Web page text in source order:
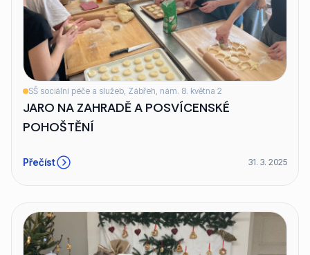
SŠ sociální péče a služeb, Zábřeh, nám. 8. května 2
JARO NA ZAHRADĚ A POSVÍCENSKÉ
POHOŠTĚNÍ
Přečíst 31. 3. 2025